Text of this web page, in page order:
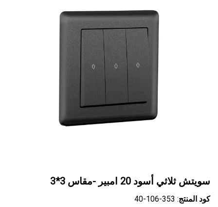
سويتش ثلاثي أسود 20 امبير -مقاس 3*3
كود المنتج: ‎40-106-353